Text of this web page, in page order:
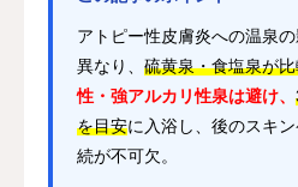
アトピー性皮膚炎への温泉
異なり、 硫黄泉・食塩泉が
性・強アルカリ性泉は避け、
を目安に入浴し、後のスキ
続が不可欠。